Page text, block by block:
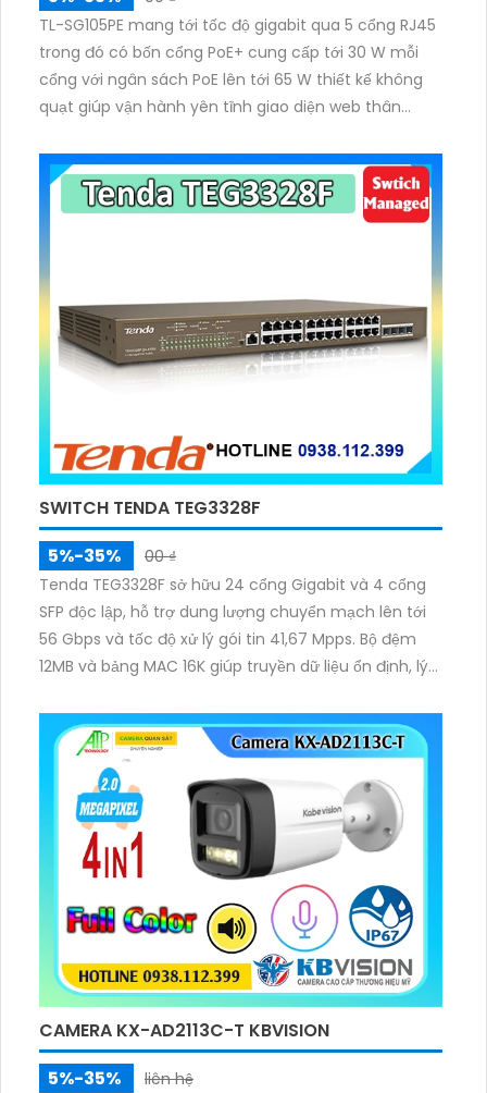
TL-SG105PE mang tới tốc độ gigabit qua 5 cổng RJ45
trong đó có bốn cổng PoE+ cung cấp tới 30 W mỗi
cổng với ngân sách PoE lên tới 65 W thiết kế không
quạt giúp vận hành yên tĩnh giao diện web thân
phục hồi PoE để hoạt động ổn định.
SWITCH TENDA TEG3328F
5%-35%
00 ₫
Tenda TEG3328F sở hữu 24 cổng Gigabit và 4 cổng
SFP độc lập, hỗ trợ dung lượng chuyển mạch lên tới
56 Gbps và tốc độ xử lý gói tin 41,67 Mpps. Bộ đệm
12MB và bảng MAC 16K giúp truyền dữ liệu ổn định, lý
chức quy mô vừa và lớn.
CAMERA KX-AD2113C-T KBVISION
5%-35%
liên hệ